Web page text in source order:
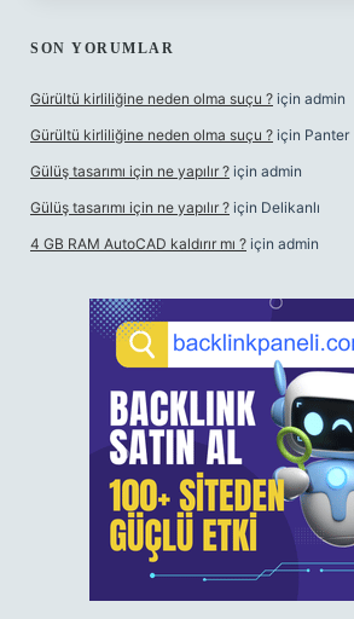
SON YORUMLAR
Gürültü kirliliğine neden olma suçu ? için admin
Gürültü kirliliğine neden olma suçu ? için Panter
Gülüş tasarımı için ne yapılır ? için admin
Gülüş tasarımı için ne yapılır ? için Delikanlı
4 GB RAM AutoCAD kaldırır mı ? için admin